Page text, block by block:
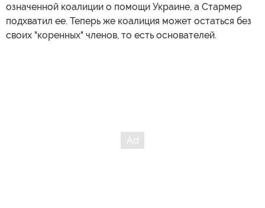
означенной коалиции о помощи Украине, а Стармер
подхватил ее. Теперь же коалиция может остаться без
своих "коренных" членов, то есть основателей.